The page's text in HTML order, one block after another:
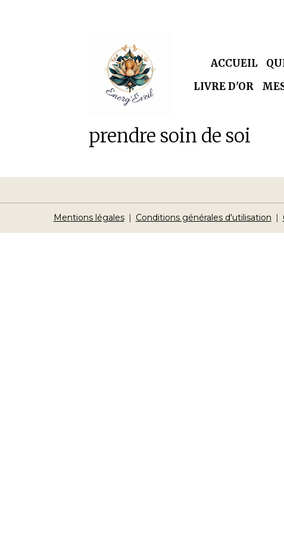
ACCUEIL
LIVRE D'OR
prendre soin de soi
Mentions légales Conditions générales d'utilisation